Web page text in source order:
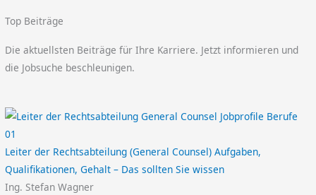
Top Beiträge
Die aktuellsten Beiträge für Ihre Karriere. Jetzt informieren und
die Jobsuche beschleunigen.
Leiter der Rechtsabteilung (General Counsel) Aufgaben,
Qualifikationen, Gehalt – Das sollten Sie wissen
Ing. Stefan Wagner